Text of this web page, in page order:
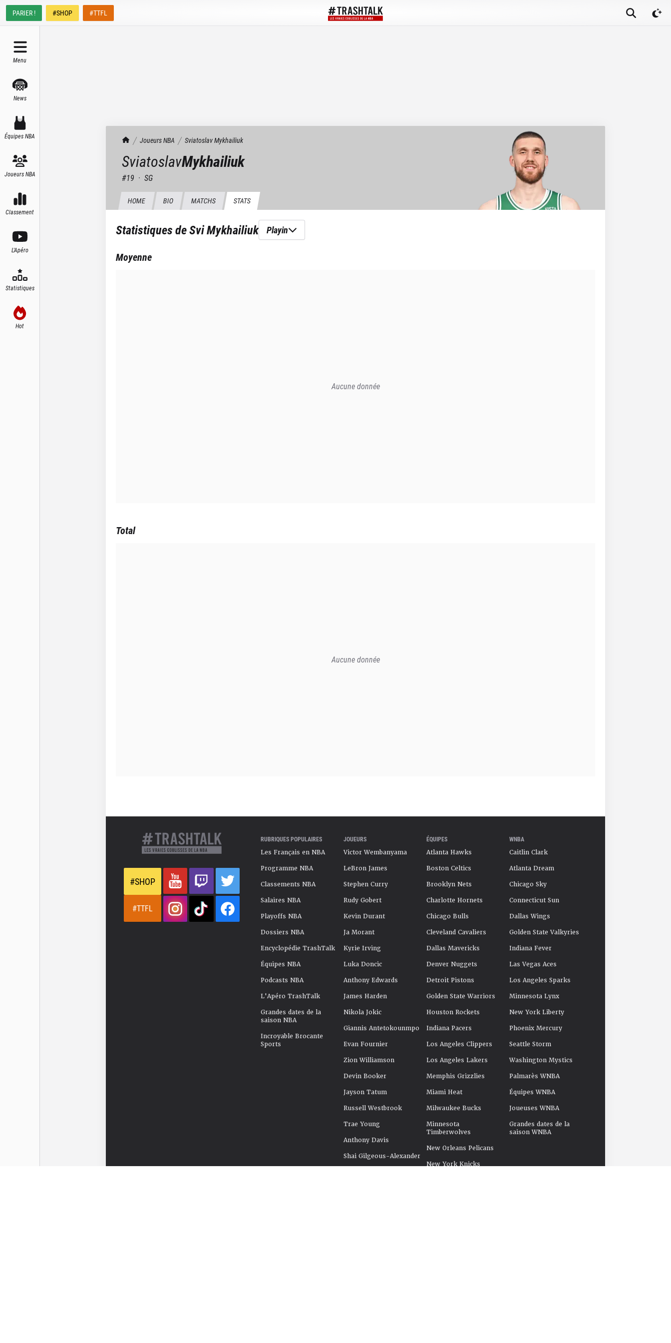
PARIER ! #SHOP #TTFL
Menu
News
Équipes NBA
Joueurs NBA
Classement
L'Apéro
Statistiques
Hot
TrashTalk Actu NBA
Joueurs NBA SviatoslavMykhailiuk
SviatoslavMykhailiuk
#19 · SG
HOME BIO MATCHS STATS
Statistiques deSvi Mykhailiuk Playin
Moyenne
Aucune donnée
Total
Aucune donnée
#SHOP
#TTFL
RUBRIQUES POPULAIRES
Les Français en NBA
Programme NBA
Classements NBA
Salaires NBA
Playoffs NBA
Dossiers NBA
Encyclopédie TrashTalk
Équipes NBA
Podcasts NBA
L'Apéro TrashTalk
Grandes dates de la
saison NBA
Incroyable Brocante
Sports
JOUEURS
Victor Wembanyama
LeBron James
Stephen Curry
Rudy Gobert
Kevin Durant
Ja Morant
Kyrie Irving
Luka Doncic
Anthony Edwards
James Harden
Nikola Jokic
Giannis Antetokounmpo
Evan Fournier
Zion Williamson
Devin Booker
Jayson Tatum
Russell Westbrook
Trae Young
Anthony Davis
Shai Gilgeous-Alexander
ÉQUIPES
Atlanta Hawks
Boston Celtics
Brooklyn Nets
Charlotte Hornets
Chicago Bulls
Cleveland Cavaliers
Dallas Mavericks
Denver Nuggets
Detroit Pistons
Golden State Warriors
Houston Rockets
Indiana Pacers
Los Angeles Clippers
Los Angeles Lakers
Memphis Grizzlies
Miami Heat
Milwaukee Bucks
Minnesota
Timberwolves
New Orleans Pelicans
New York Knicks
WNBA
Caitlin Clark
Atlanta Dream
Chicago Sky
Connecticut Sun
Dallas Wings
Golden State Valkyries
Indiana Fever
Las Vegas Aces
Los Angeles Sparks
Minnesota Lynx
New York Liberty
Phoenix Mercury
Seattle Storm
Washington Mystics
Palmarès WNBA
Équipes WNBA
Joueuses WNBA
Grandes dates de la
saison WNBA